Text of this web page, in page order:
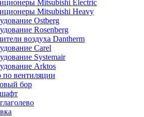
Mitsubishi Electric
Mitsubishi Heavy
Ostberg
Rosenberg
воздуха Dantherm
Carel
Systemair
Arktos
вентиляции
бор